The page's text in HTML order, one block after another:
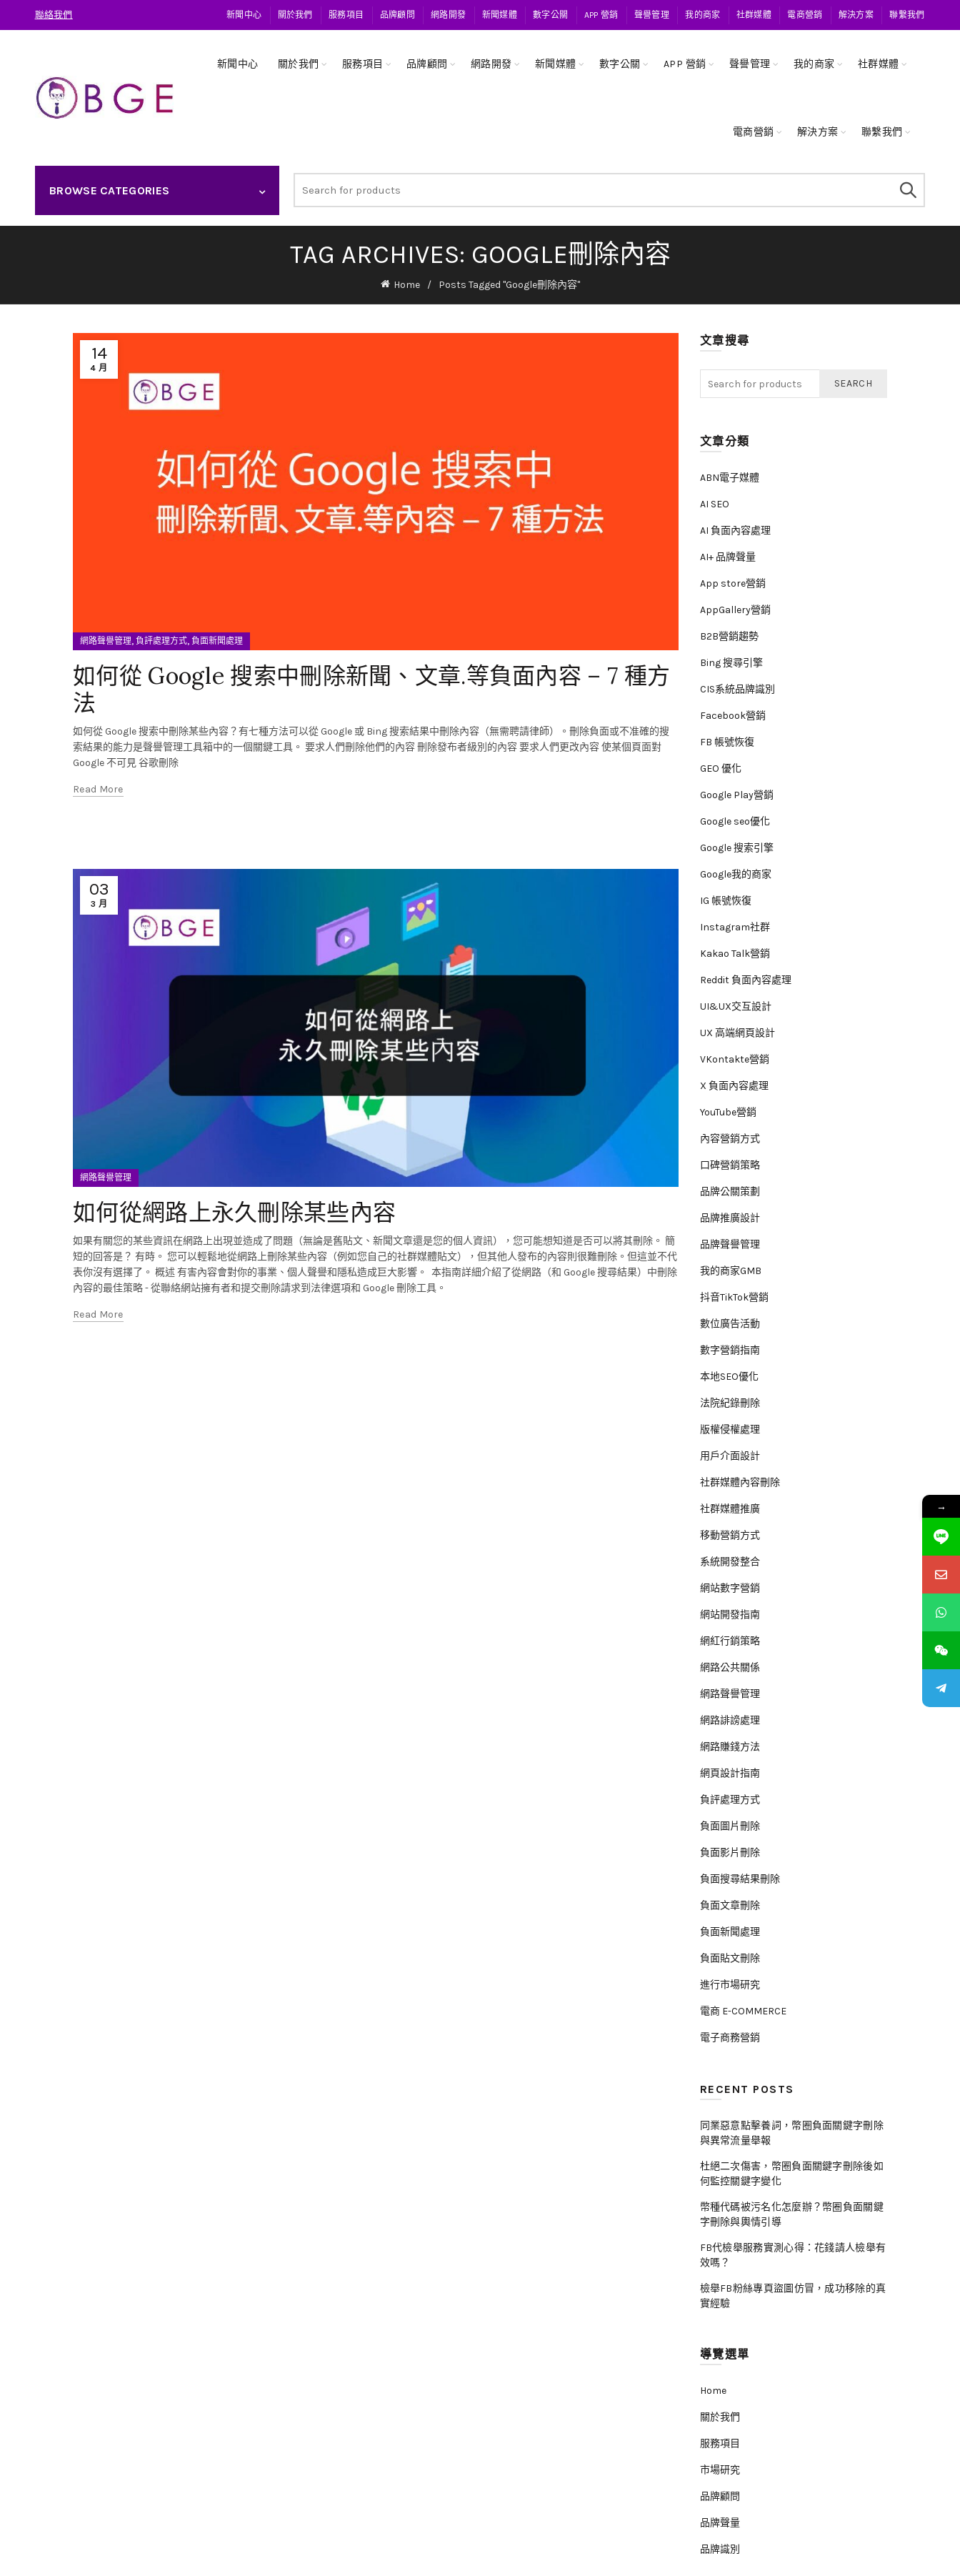
聯絡我們 新聞中心 關於我們 服務項目 品牌顧問 網路開發 新聞媒體 數字公關 APP 營銷 聲譽管理 我的商家 社群媒體 電商營銷 解決方案 聯繫我們
新聞中心 關於我們 服務項目 品牌顧問 網路開發 新聞媒體 數字公關 APP 營銷 聲譽管理 我的商家 社群媒體
電商營銷 解決方案 聯繫我們
BROWSE CATEGORIES
for:
TAG ARCHIVES: GOOGLE刪除內容
Home Posts Tagged "Google刪除內容"
14
4 月
網路聲譽管理, 負評處理方式, 負面新聞處理
如何從 Google 搜索中刪除新聞、文章.等負面內容 – 7 種方
法
如何從 Google 搜索中刪除某些內容？有七種方法可以從 Google 或 Bing 搜索結果中刪除內容（無需聘請律師）。刪除負面或不准確的搜
索結果的能力是聲譽管理工具箱中的一個關鍵工具。 要求人們刪除他們的內容 刪除發布者級別的內容 要求人們更改內容 使某個頁面對
Google 不可見 谷歌刪除
Read More
03
3 月
網路聲譽管理
如何從網路上永久刪除某些內容
如果有關您的某些資訊在網路上出現並造成了問題（無論是舊貼文、新聞文章還是您的個人資訊），您可能想知道是否可以將其刪除。 簡
短的回答是？ 有時。 您可以輕鬆地從網路上刪除某些內容（例如您自己的社群媒體貼文），但其他人發布的內容則很難刪除。但這並不代
表你沒有選擇了。 概述 有害內容會對你的事業、個人聲譽和隱私造成巨大影響。 本指南詳細介紹了從網路（和 Google 搜尋結果）中刪除
內容的最佳策略 - 從聯絡網站擁有者和提交刪除請求到法律選項和 Google 刪除工具。
Read More
文章搜尋
SEARCH
文章分類
ABN電子媒體
AI SEO
AI 負面內容處理
AI+ 品牌聲量
App store營銷
AppGallery營銷
B2B營銷趨勢
Bing 搜尋引擎
CIS系統品牌識別
Facebook營銷
FB 帳號恢復
GEO 優化
Google Play營銷
Google seo優化
Google 搜索引擎
Google我的商家
IG 帳號恢復
Instagram社群
Kakao Talk營銷
Reddit 負面內容處理
UI&UX交互設計
UX 高端網頁設計
VKontakte營銷
X 負面內容處理
YouTube營銷
內容營銷方式
口碑營銷策略
品牌公關策劃
品牌推廣設計
品牌聲譽管理
我的商家GMB
抖音TikTok營銷
數位廣告活動
數字營銷指南
本地SEO優化
法院紀錄刪除
版權侵權處理
用戶介面設計
社群媒體內容刪除
社群媒體推廣
移動營銷方式
系統開發整合
網站數字營銷
網站開發指南
網紅行銷策略
網路公共關係
網路聲譽管理
網路誹謗處理
網路賺錢方法
網頁設計指南
負評處理方式
負面圖片刪除
負面影片刪除
負面搜尋結果刪除
負面文章刪除
負面新聞處理
負面貼文刪除
進行市場研究
電商 E-COMMERCE
電子商務營銷
RECENT POSTS
同業惡意點擊養詞，幣圈負面關鍵字刪除
與異常流量舉報
杜絕二次傷害，幣圈負面關鍵字刪除後如
何監控關鍵字變化
幣種代碼被污名化怎麼辦？幣圈負面關鍵
字刪除與輿情引導
FB代檢舉服務實測心得：花錢請人檢舉有
效嗎？
檢舉FB粉絲專頁盜圖仿冒，成功移除的真
實經驗
導覽選單
Home
關於我們
服務項目
市場研究
品牌顧問
品牌聲量
品牌識別
→